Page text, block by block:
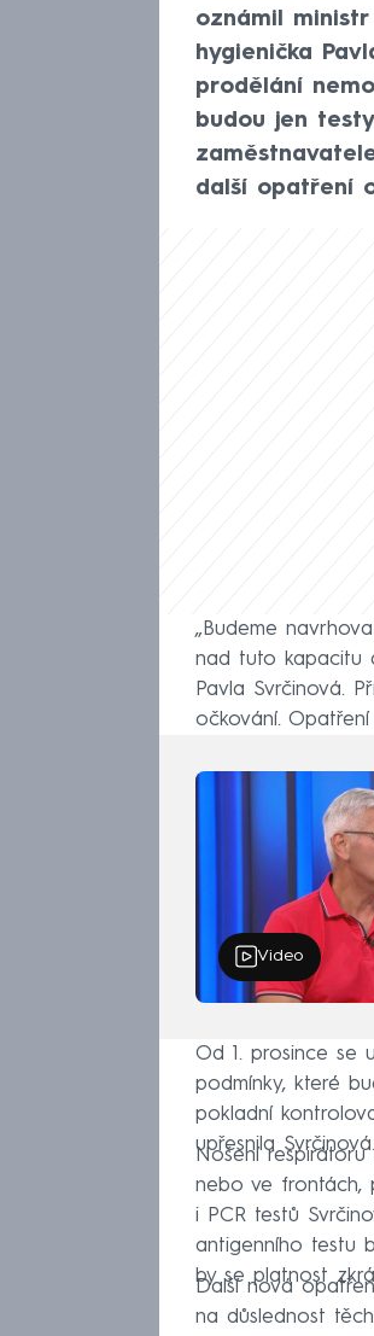
oznámil
hygienička
prodělání
budou jen
další opatření
„Budeme
nad tuto kapacitu
Pavla Svrčinová.
očkování.
Video
Od 1. prosince se
podmínky, které
pokladní
upřesnila Svrčinová.
Nošení
nebo ve frontách,
i PCR testů
antigenního testu
by se platnost
Další nová
na důslednost